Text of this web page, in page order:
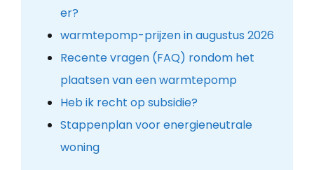
er?
warmtepomp-prijzen in augustus 2026
Recente vragen (FAQ) rondom het
plaatsen van een warmtepomp
Heb ik recht op subsidie?
Stappenplan voor energieneutrale
woning